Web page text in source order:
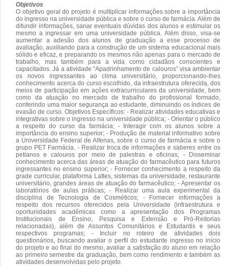
Objetivos
O objetivo geral do projeto é multiplicar informações sobre a importância
do ingresso na universidade pública e sobre o curso de farmácia. Além de
difundir informações, sanar eventuais dúvidas dos alunos e estimular os
mesmo a ingressar em uma universidade pública. Além disso, visa-se
aumentar a adesão dos alunos de graduação a esse processo de
avaliação, auxiliando para a construção de um sistema educacional mais
sólido e eficaz, e preparando os mesmos não apenas para o mercado de
trabalho, mas também para a vida como cidadãos conscientes e
capacitados. Já a atividade “Apadrinhamento de calouros” visa ambientar
os novos ingressantes ao clima universitário, proporcionando-lhes
conhecimento acerca do curso escolhido, da infraestrutura oferecida, dos
meios de participação em ações extracurriculares da universidade, bem
como da atuação no mercado de trabalho do profissional formado,
conferindo uma maior segurança ao estudante, diminuindo os índices de
evasão de curso. Objetivos Específicos: - Realizar atividades educativas e
integrativas sobre o ingresso na universidade pública; - Orientar o público
a respeito do curso da farmácia; - Interagir com os alunos sobre a
importância do ensino superior; - Produção de material informativo sobre
a Universidade Federal de Alfenas, sobre o curso de farmácia e sobre o
grupo PET Farmácia. - Realizar troca de informações e saberes entre os
petianos e calouros por meio de palestras e oficinas; - Disseminar
conhecimento acerca das áreas de atuação do farmacêutico para futuros
ingressantes no ensino superior; - Fornecer conhecimento a respeito da
grade curricular, plataforma Lattes, sistemas da universidade, restaurante
universitário, grandes áreas de atuação do farmacêutico; - Apresentar os
laboratórios de aulas práticas; - Realizar uma aula experimental da
disciplina de Tecnologia de Cosméticos; - Fornecer informações a
respeito dos recursos oferecidos pela Universidade (infraestrutura e
oportunidades acadêmicas como a apresentação dos Programas
Institucionais de Ensino, Pesquisa e Extensão e Pró-Reitorias
relacionadas), além de Assuntos Comunitários e Estudantis e seus
respectivos programas; - Incluir no roteiro de atividades dois
questionários, buscando avaliar o perfil do estudante ingresso no início
do projeto e ao final do mesmo, avaliar a satisfação do aluno em relação
ao primeiro semestre da graduação, bem como rendimento e também as
atividades desenvolvidas pelo projeto.